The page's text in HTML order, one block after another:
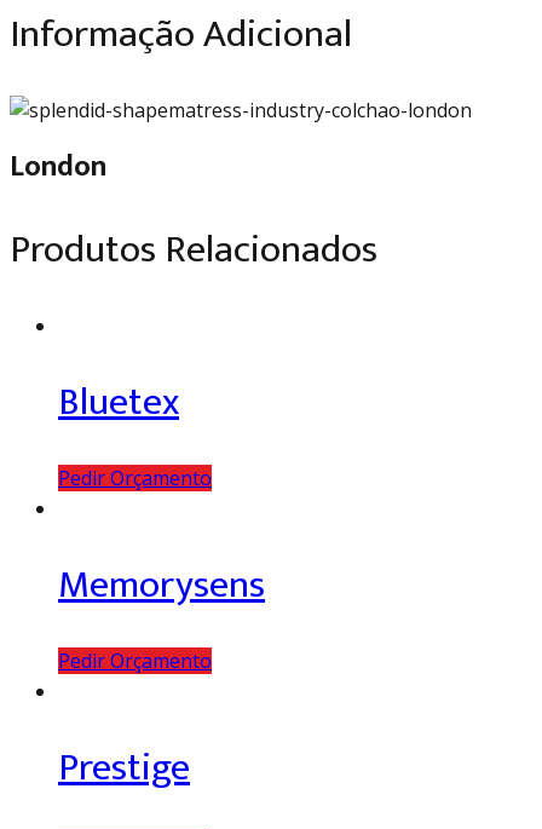
Informação Adicional
London
Produtos Relacionados
Bluetex
Pedir Orçamento
Memorysens
Pedir Orçamento
Prestige